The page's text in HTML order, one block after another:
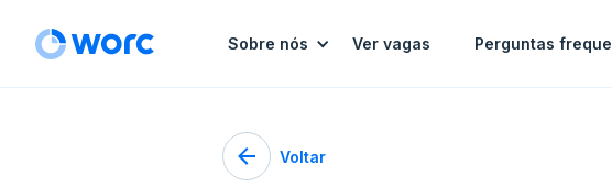
Sobre nós Ver vagas Perguntas
Voltar